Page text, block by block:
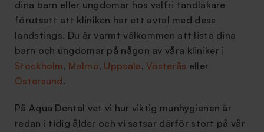
dina barn eller ungdomar hos valfri tandläkare
förutsatt att kliniken har ett avtal med dess
landstings. Du är varmt välkommen att lista dina
barn och ungdomar på någon av våra kliniker i
Stockholm, Malmö, Uppsala,Västerås eller
Östersund.
På Aqua Dental vet vi hur viktig munhygienen är
redan i tidig ålder och vi satsar därför stort på vår